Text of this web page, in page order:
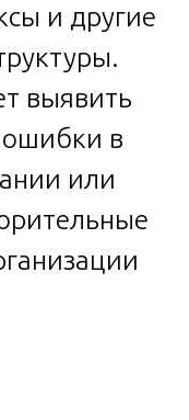
и другие
выявить
в
или